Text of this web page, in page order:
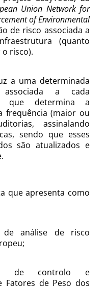
Union Network for
of Environmental
de risco associada a
(quanto
risco).
a uma determinada
a cada
que determina a
frequência (maior ou
assinalando
sendo que esses
são atualizados e
que apresenta como
análise de risco
de controlo e
Fatores de Peso dos